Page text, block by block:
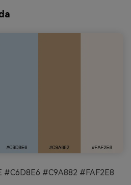
#C6D8E6 #C9A882 #FAF2E8